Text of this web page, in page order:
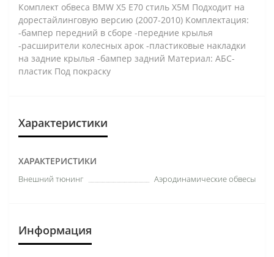
Комплект обвеса BMW X5 E70 стиль X5M Подходит на
дорестайлинговую версию (2007-2010) Комплектация:
-бампер передний в сборе -передние крылья
-расширители колесных арок -пластиковые накладки
на задние крылья -бампер задний Материал: АБС-
пластик Под покраску
Характеристики
ХАРАКТЕРИСТИКИ
Внешний тюнинг Аэродинамические обвесы
Информация